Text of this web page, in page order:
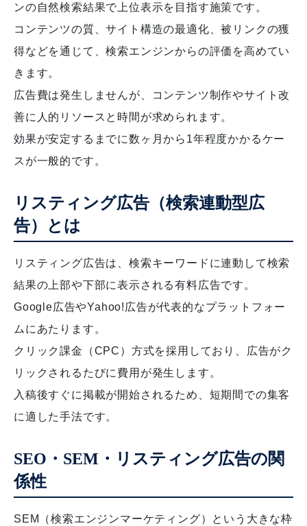
ンの自然検索結果で上位表示を目指す施策です。
コンテンツの質、サイト構造の最適化、被リンクの獲
得などを通じて、検索エンジンからの評価を高めてい
きます。
広告費は発生しませんが、コンテンツ制作やサイト改
善に人的リソースと時間が求められます。
効果が安定するまでに数ヶ月から1年程度かかるケー
スが一般的です。
リスティング広告（検索連動型広
告）とは
リスティング広告は、検索キーワードに連動して検索
結果の上部や下部に表示される有料広告です。
Google広告やYahoo!広告が代表的なプラットフォー
ムにあたります。
クリック課金（CPC）方式を採用しており、広告がク
リックされるたびに費用が発生します。
入稿後すぐに掲載が開始されるため、短期間での集客
に適した手法です。
SEO・SEM・リスティング広告の関
係性
SEM（検索エンジンマーケティング）という大きな枠